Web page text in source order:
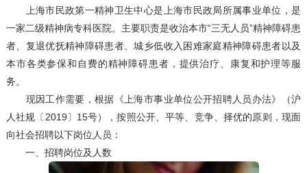
上海市民政第一精神卫生中心是上海市民政局所属事业单位，是
一家二级精神病专科医院。主要职责是收治本市“三无人员”精神障碍患
者、复退优抚精神障碍患者、城乡低收入困难家庭精神障碍患者以及
本市各类参保和自费的精神障碍患者，提供治疗、康复和护理等服
务。
现因工作需要，根据《上海市事业单位公开招聘人员办法》（沪
人社规〔2019〕15号），按照公开、平等、竞争、择优的原则，现面
向社会招聘以下岗位人员：
一、招聘岗位及人数